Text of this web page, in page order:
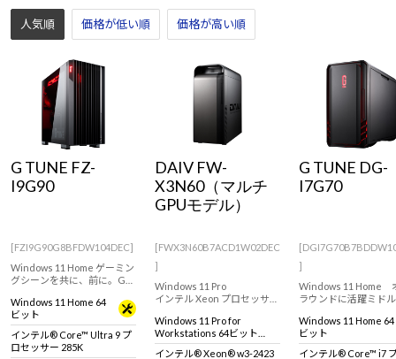
ディスプレイ
Windows 11
Windows 11|Copilot+ PC
AIおすすめパソコン
Windows 11
人気順 価格が低い順 価格が高い順
G TUNE FZ-
I9G90
[FZI9G90G8BFDW104DEC]
Windows 11 Home ゲーミン
グシーンを共に、前に。G
グPC！GeForce RTX 5090 &
インテル Core Ultra 9 プロ
セッサー 285K 搭載。※モニ
タ・マウス・キーボードは
別売りです。
Windows 11 Home 64
ビット
インテル® Core™ Ultra 9 プ
ロセッサー 285K
DAIV FW-
X3N60（マルチ
GPUモデル）
[FWX3N60B7ACD1W02DEC
]
Windows 11 Pro
インテル Xeon プロセッサー
向けのパフォーマンスを発
揮するNVIDIA RTX PRO 6000
採用のクリエイター向けワ
Windows 11 Pro for
Workstations 64ビット
(DSP)
インテル® Xeon® w3-2423
G TUNE DG-
I7G70
]
Windows 11 Home
ラウンドに活躍ミド
RTX 5070 & インテル
プロセッサー 14700F
快適なゲームプレイ
Windows 11 Home 64
ビット
インテル® Core™ i7